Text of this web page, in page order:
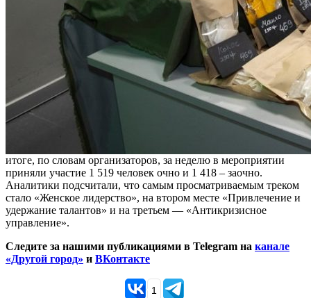
итоге, по словам организаторов, за неделю в мероприятии
приняли участие 1 519 человек очно и 1 418 – заочно.
Аналитики подсчитали, что самым просматриваемым треком
стало «Женское лидерство», на втором месте «Привлечение и
удержание талантов» и на третьем — «Антикризисное
управление».
Следите за нашими публикациями в Telegram на канале
«Другой город» и ВКонтакте
1